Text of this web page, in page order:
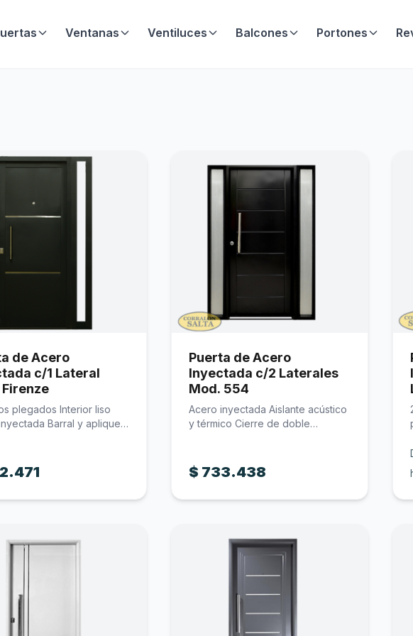
Ventanas Ventiluces Balcones Portones
de Acero
c/1 Lateral
plegados Interior liso
Barral y apliques
Puerta de Acero
Inyectada c/2 Laterales
Mod. 554
Acero inyectada Aislante acústico
y térmico Cierre de doble
$ 733.438